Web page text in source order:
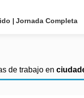
Jornada Completa
de trabajo en